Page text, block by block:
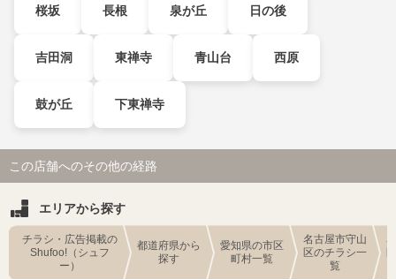
桜坂 長根 泉が丘 日の後
吉田洞 東禅寺 青山台 西原
鼓が丘 下東禅寺
この店舗へのその他の経路
エリアから探す
チラシ・広告掲載の
Shufoo!（シュフ
ー）
都道府県から
探す
愛知県の市区
町村一覧
名古屋市守山
区のチラシ一
覧